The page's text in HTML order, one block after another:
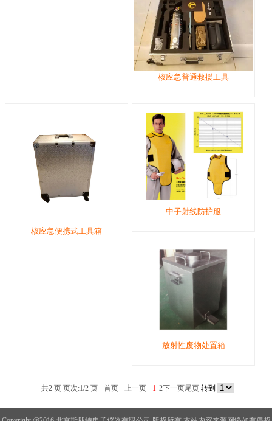
核应急普通救援工具
核应急便携式工具箱
中子射线防护服
放射性废物处置箱
共2 页 页次:1/2 页 首页 上一页 1 2下一页尾页 转到